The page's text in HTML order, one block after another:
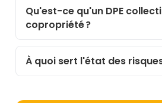
Qu'est-ce qu'un DPE
copropriété ?
À quoi sert l'état des risques